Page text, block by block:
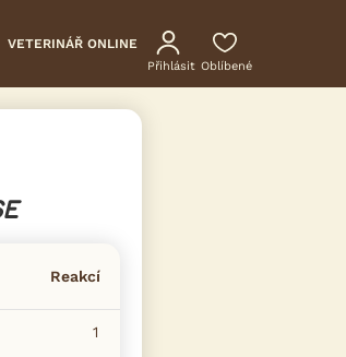
VETERINÁŘ ONLINE
Přihlásit Oblíbené
Reakcí
1